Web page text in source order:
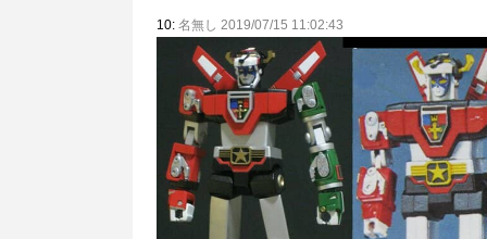
10: 名無し 2019/07/15 11:02:43